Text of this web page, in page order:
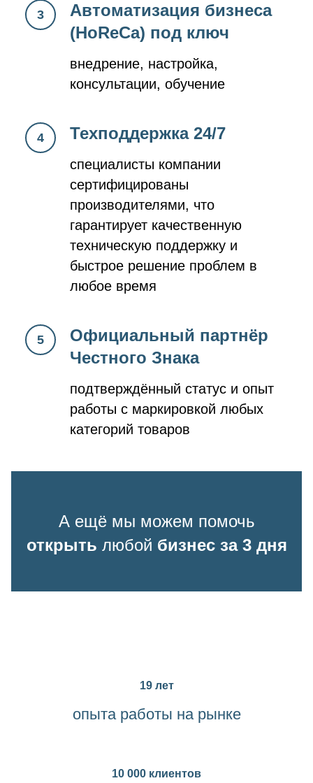
Автоматизация бизнеса
(HoReCa) под ключ
внедрение, настройка,
консультации, обучение
Техподдержка 24/7
специалисты компании
сертифицированы
производителями, что
гарантирует качественную
техническую поддержку и
быстрое решение проблем в
любое время
Официальный партнёр
Честного Знака
подтверждённый статус и опыт
работы с маркировкой любых
категорий товаров
А ещё мы можем помочь
открыть любой бизнес за 3 дня
19 лет
опыта работы на рынке
10 000 клиентов